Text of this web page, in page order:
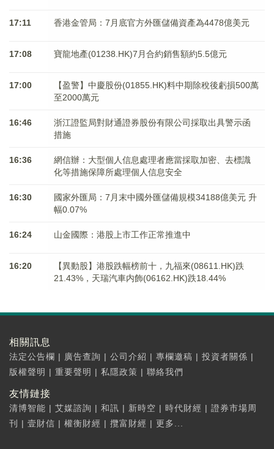
17:11 香港金管局：7月底官方外匯儲備資產為4478億美元
17:08 寶龍地產(01238.HK)7月合約銷售額約5.5億元
17:00
【盈警】中慶股份(01855.HK)料中期除稅後虧損500萬
至2000萬元
16:46
浙江證監局對財通證券股份有限公司採取出具警示函
措施
16:36
網信辦：大型個人信息處理者應當採取加密、去標識
化等措施保障所處理個人信息安全
16:30
國家外匯局：7月末中國外匯儲備規模34188億美元 升
幅0.07%
16:24 山金國際：港股上市工作正常推進中
16:20
【異動股】港股跌幅榜前十，九福來(08611.HK)跌
21.43%，天瑞汽車内飾(06162.HK)跌18.44%
相關訊息
法定公告欄 | 廣告查詢 | 公司介紹 | 專欄邀稿 | 投資者關係 |
版權聲明 | 重要聲明 | 私隱政策 | 聯絡我們
友情鏈接
清博智能 | 艾媒諮詢 | 和訊 | 新時空 | 時代財經 | 證券市場周
刊
| 壹財信 | 權衡財經 | 攬富財經 | 更多...